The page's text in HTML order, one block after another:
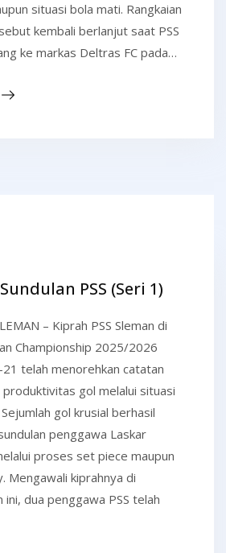
situasi bola mati. Rangkaian
kembali berlanjut saat PSS
ke markas Deltras FC pada…
PSS (Seri 1)
– Kiprah PSS Sleman di
Championship 2025/2026
telah menorehkan catatan
gol melalui situasi
gol krusial berhasil
penggawa Laskar
proses set piece maupun
Mengawali kiprahnya di
dua penggawa PSS telah